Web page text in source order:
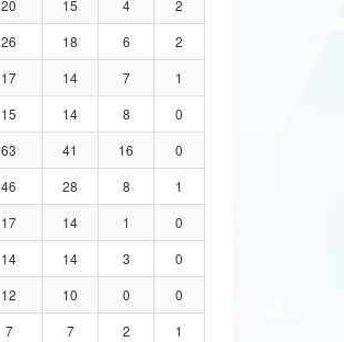
20 15 4
2
26 18 6
2
17 14 7
1
15 14 8
0
63 41 16
0
46 28 8
1
17 14 1
0
14 14 3
0
12 10 0
0
7 7 2
1